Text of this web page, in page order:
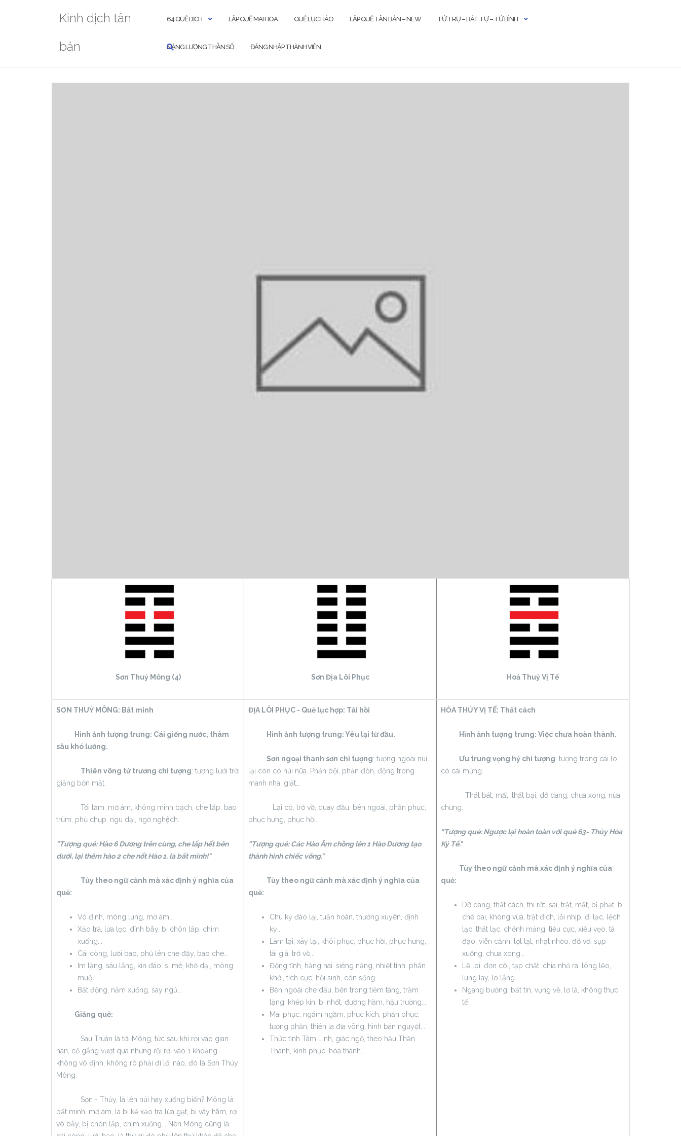
Kinh dịch tân
bản
64 QUẺ DỊCH LẬP QUẺ MAI HOA QUẺ LỤC HÀO LẬP QUẺ TÂN BẢN – NEW TỨ TRỤ – BÁT TỰ – TỬ BÌNH
NĂNG LƯỢNG THẦN SỐ ĐĂNG NHẬP THÀNH VIÊN
Sơn Thuỷ Mông (4) Sơn Địa Lôi Phục Hoả Thuỷ Vị Tế
SƠN THUỶ MÔNG: Bất minh
Hình ảnh tượng trưng: Cái giếng nước, thâm
sâu khó lường.
Thiên võng tứ trương chi tượng: tượng lưới trời
giăng bốn mặt.
Tối tăm, mờ ám, không minh bạch, che lấp, bao
trùm, phủ chụp, ngu dại, ngờ nghệch.
"Tượng quẻ: Hào 6 Dương trên cùng, che lấp hết bên
dưới, lại thêm hào 2 che nốt Hào 1, là bất minh!"
Tùy theo ngữ cảnh mà xác định ý nghĩa của
quẻ:
Vô định, mông lung, mờ ám...
Xảo trá, lừa lọc, dính bẫy, bị chôn lấp, chìm
xuống...
Cái còng, lưới bao, phủ lên che đậy, bao che...
Im lặng, sâu lắng, kín đáo, si mê, khờ dại, mông
muội...
Bất động, nằm xuống, say ngủ...
Giảng quẻ:
Sau Truân là tới Mông, tức sau khi rơi vào gian
nan, cố gắng vượt qua nhưng rồi rơi vào 1 khoảng
không vô định, không rõ phải đi lối nào, đó là Sơn Thủy
Mông.
Sơn - Thủy, là lên núi hay xuống biển? Mông là
bất minh, mờ ám, là bị kẻ xảo trá lừa gạt, bị vây hãm, rơi
vô bẫy, bị chôn lấp, chìm xuống... Nên Mông cũng là
ĐỊA LÔI PHỤC - Quẻ lục hợp: Tái hồi
Hình ảnh tượng trưng: Yêu lại từ đầu.
Sơn ngoại thanh sơn chi tượng: tượng ngoài núi
lại còn có núi nữa. Phản bội, phản đòn, động trong
manh nha, giật…
Lại có, trở về, quay đầu, bên ngoài, phản phục,
phục hưng, phục hồi.
"Tượng quẻ: Các Hào Âm chồng lên 1 Hào Dương tạo
thành hình chiếc võng."
Tùy theo ngữ cảnh mà xác định ý nghĩa của
quẻ:
Chu kỳ đáo lại, tuần hoàn, thường xuyên, định
kỳ...
Làm lại, xây lại, khôi phục, phục hồi, phục hưng,
tái giá, trở về...
Động tĩnh, hăng hái, siêng năng, nhiệt tình, phấn
khởi, tích cực, hồi sinh, còn sống...
Bên ngoài che dấu, bên trong tiềm tàng, trầm
lặng, khép kín, bị nhốt, đường hầm, hậu trường...
Mai phục, ngấm ngầm, phục kích, phản phục,
tương phản, thiên la địa võng, hình bán nguyệt...
Thức tỉnh Tâm Linh, giác ngộ, theo hầu Thần
Thánh, kính phục, hóa thành...
HỎA THỦY VỊ TẾ: Thất cách
Hình ảnh tượng trưng: Việc chưa hoàn thành.
Ưu trung vọng hỷ chi tượng: tượng trong cái lo
có cái mừng.
Thất bát, mất, thất bại, dở dang, chưa xong, nửa
chừng.
"Tượng quẻ: Ngược lại hoàn toàn với quẻ 63- Thủy Hỏa
Ký Tế."
Tùy theo ngữ cảnh mà xác định ý nghĩa của
quẻ:
Dỡ dang, thất cách, thi rớt, sai, trật, mất, bị phạt, bị
chê bai, không vừa, trật đích, lỗi nhịp, đi lạc, lệch
lạc, thất lạc, chểnh mảng, tiêu cực, xiêu vẹo, tà
đạo, viễn cảnh, lợt lạt, nhạt nhẽo, đổ vỡ, sụp
xuống, chưa xong...
Lẽ loi, đơn côi, tạp chất, chia nhỏ ra, lõng lẽo,
lung lay, lo lắng
Ngang bướng, bất tín, vụng về, lơ là, không thực
tế